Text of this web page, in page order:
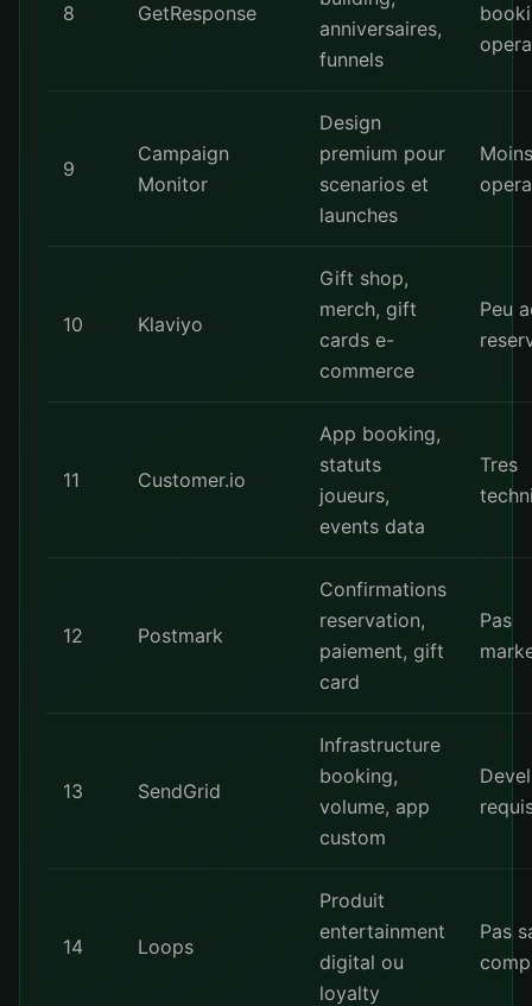
8 GetResponse
anniversaires,
funnels
9
Campaign
Monitor
Design
premium pour
scenarios et
launches
Moins
10 Klaviyo
Gift shop,
merch, gift
cards e-
commerce
Peu
11 Customer.io
App booking,
statuts
joueurs,
events data
Tres
12 Postmark
Confirmations
reservation,
paiement, gift
card
Pas
13 SendGrid
Infrastructure
booking,
volume, app
custom
14 Loops
Produit
entertainment
digital ou
loyalty
Pas